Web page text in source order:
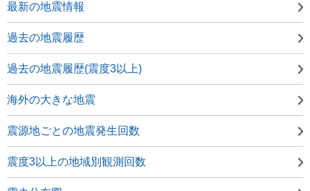
最新の地震情報
過去の地震履歴
過去の地震履歴(震度3以上)
海外の大きな地震
震源地ごとの地震発生回数
震度3以上の地域別観測回数